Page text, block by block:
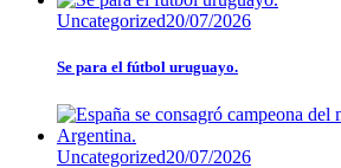
Uncategorized20/07/2026
Se para el fútbol uruguayo.
Uncategorized20/07/2026